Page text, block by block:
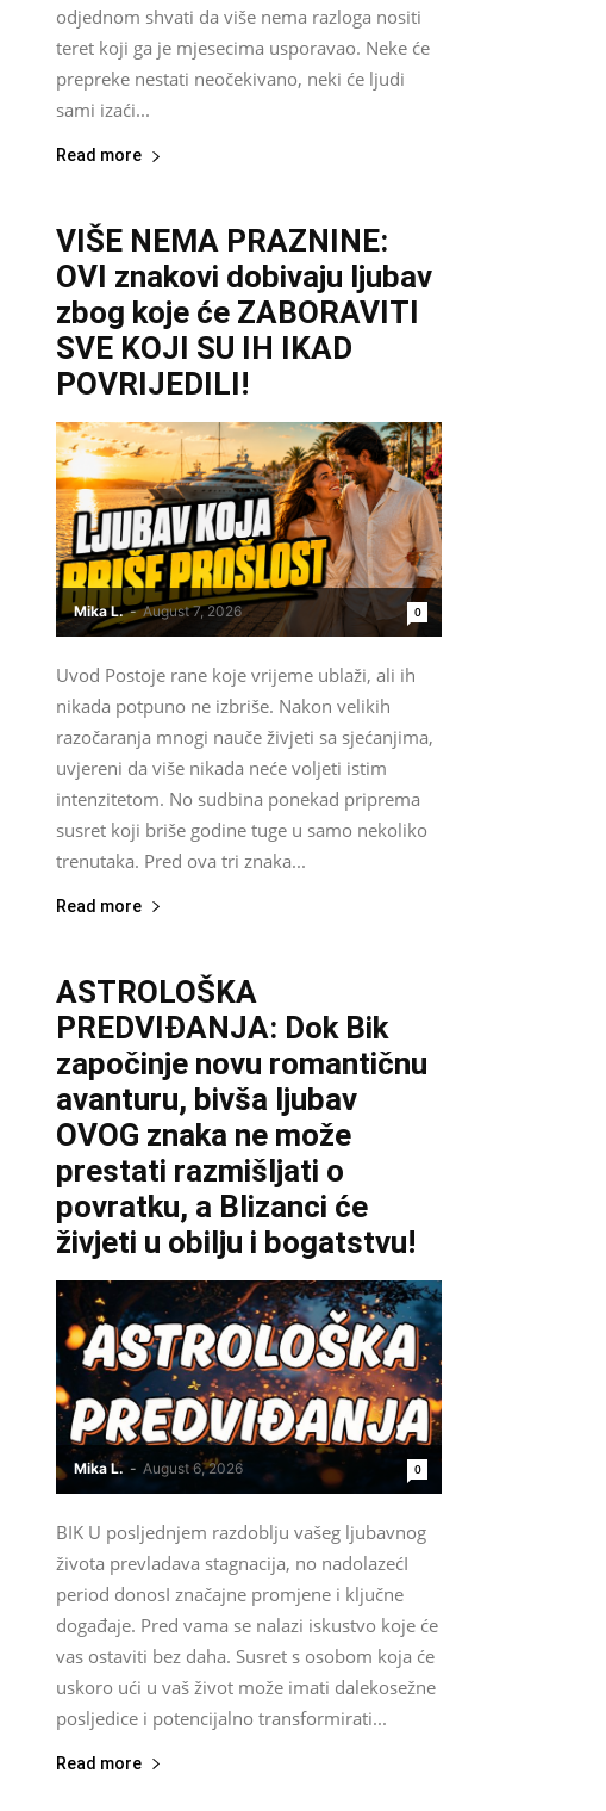
odjednom shvati da više nema razloga nositi
teret koji ga je mjesecima usporavao. Neke će
prepreke nestati neočekivano, neki će ljudi
sami izaći...
Read more
VIŠE NEMA PRAZNINE:
OVI znakovi dobivaju ljubav
zbog koje će ZABORAVITI
SVE KOJI SU IH IKAD
POVRIJEDILI!
Mika L. - August 7, 2026 0
Uvod Postoje rane koje vrijeme ublaži, ali ih
nikada potpuno ne izbriše. Nakon velikih
razočaranja mnogi nauče živjeti sa sjećanjima,
uvjereni da više nikada neće voljeti istim
intenzitetom. No sudbina ponekad priprema
susret koji briše godine tuge u samo nekoliko
trenutaka. Pred ova tri znaka...
Read more
ASTROLOŠKA
PREDVIĐANJA: Dok Bik
započinje novu romantičnu
avanturu, bivša ljubav
OVOG znaka ne može
prestati razmišljati o
povratku, a Blizanci će
živjeti u obilju i bogatstvu!
Mika L. - August 6, 2026 0
BIK U posljednjem razdoblju vašeg ljubavnog
života prevladava stagnacija, no nadolazećI
period donosI značajne promjene i ključne
događaje. Pred vama se nalazi iskustvo koje će
vas ostaviti bez daha. Susret s osobom koja će
uskoro ući u vaš život može imati dalekosežne
posljedice i potencijalno transformirati...
Read more